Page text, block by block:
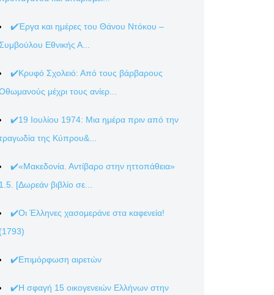
✔️Έργα και ημέρες του Θάνου Ντόκου –
Εθνικής Α...
✔️Κρυφό Σχολειό: Από τους βάρβαρους
μέχρι τους ανίερ...
✔️19 Ιουλίου 1974: Μια ημέρα πριν από την
της Κύπρου&...
✔️«Μακεδονία. Αντίβαρο στην ηττοπάθεια»
1.5. [Δωρεάν βιβλίο σε...
✔️Οι Έλληνες χασομεράνε στα καφενεία!
(1793)
✔️Επιμόρφωση αιρετών
✔️Η σφαγή 15 οικογενειών Ελλήνων στην